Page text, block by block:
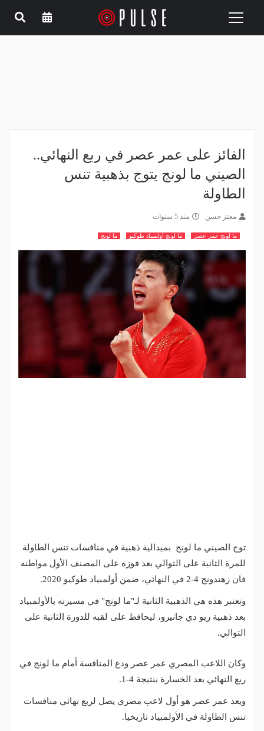
Toggle
الفائز على عمر عصر في ربع النهائي..
الصيني ما لونج يتوج بذهبية تنس
الطاولة
معتز حسن منذ 5 سنوات
ما لونج عمر عصر ما لونج أولمبياد طوكيو ما لونج
توج الصيني ما لونج بميدالية ذهبية في منافسات تنس الطاولة
للمرة الثانية على التوالي بعد فوزه على المصنف الأول مواطنه
فان زهندونج 4-2 في النهائي، ضمن أولمبياد طوكيو 2020.
وتعتبر هذه هي الذهبية الثانية لـ"ما لونج" في مسيرته بالأولمبياد
بعد ذهبية ريو دي جانيرو، ليحافظ على لقبه للدورة الثانية على
التوالي.
وكان اللاعب المصري عمر عصر ودع المنافسة أمام ما لونج في
ربع النهائي بعد الخسارة بنتيجة 4-1.
ويعد عمر عصر هو أول لاعب مصري يصل لربع نهائي منافسات
تنس الطاولة في الأولمبياد تاريخيا.